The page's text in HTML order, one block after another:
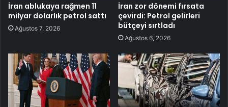
İran ablukaya rağmen 11
milyar dolarlık petrol sattı
Ağustos 7, 2026
İran zor dönemi fırsata
çevirdi: Petrol gelirleri
bütçeyi sırtladı
Ağustos 6, 2026